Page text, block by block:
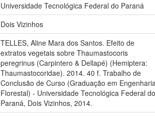
Universidade Tecnológica Federal do Paraná
Dois Vizinhos
TELLES, Aline Mara dos Santos. Efeito de
extratos vegetais sobre Thaumastocoris
peregrinus (Carpintero & Dellapé) (Hemiptera:
Thaumastocoridae). 2014. 40 f. Trabalho de
Conclusão de Curso (Graduação em
Florestal) - Universidade Tecnológica Federal do
Paraná, Dois Vizinhos, 2014.